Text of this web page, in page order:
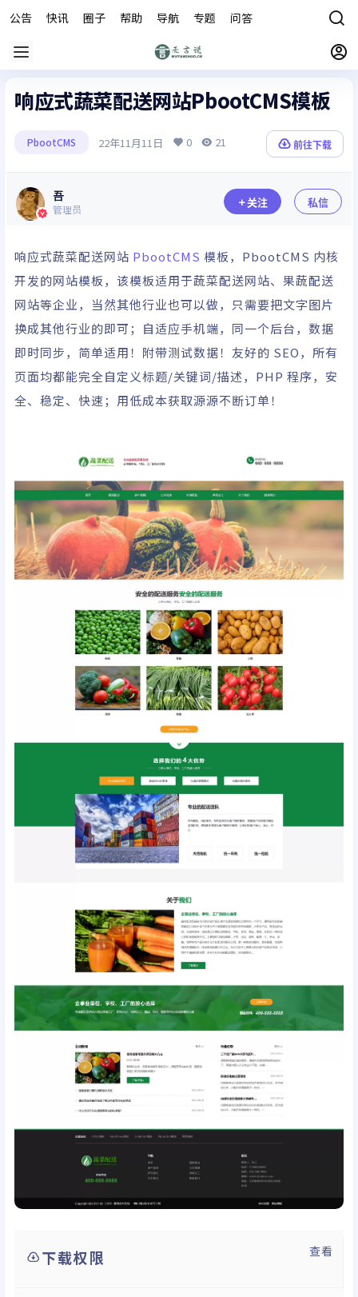
公告 快讯 圈子 帮助 导航 专题 问答
响应式蔬菜配送网站PbootCMS模板
PbootCMS 22年11月11日 0 21 前往下载
吾
管理员 关注 私信
响应式蔬菜配送网站 PbootCMS 模板，PbootCMS 内核
开发的网站模板，该模板适用于蔬菜配送网站、果蔬配送
网站等企业，当然其他行业也可以做，只需要把文字图片
换成其他行业的即可；自适应手机端，同一个后台，数据
即时同步，简单适用！附带测试数据！友好的 SEO，所有
页面均都能完全自定义标题/关键词/描述，PHP 程序，安
全、稳定、快速；用低成本获取源源不断订单！
下载权限 查看